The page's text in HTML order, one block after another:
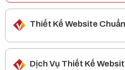
Thiết Kế Website
Dịch Vụ Thiết Kế